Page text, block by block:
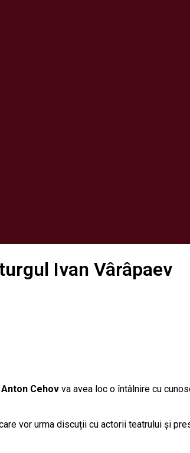
Ivan Vârâpaev
Cehov va avea loc o întâlnire cu
vor urma discuții cu actorii teatrului și